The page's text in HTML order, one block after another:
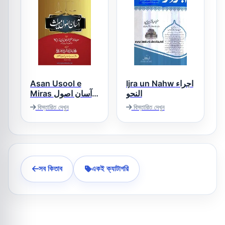
Asan Usool e
Miras آسان اصول
میراث
বিস্তারিত দেখুন
Ijra un Nahw اجراء
النحو
বিস্তারিত দেখুন
সব কিতাব একই ক্যাটাগরি